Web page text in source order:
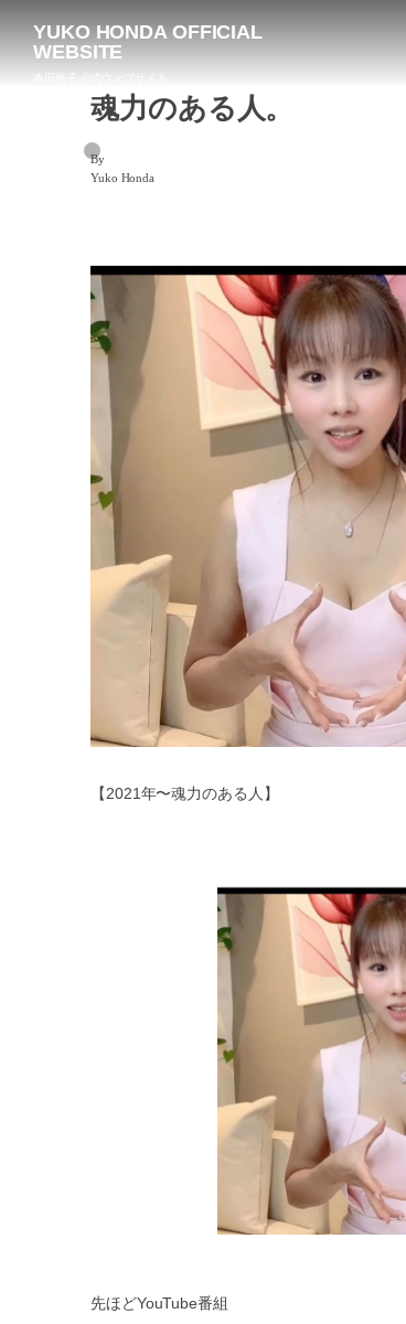
YUKO HONDA OFFICIAL
WEBSITE
魂力のある人。
By
Yuko Honda
【2021年〜魂力のある人】
先ほどYouTube番組